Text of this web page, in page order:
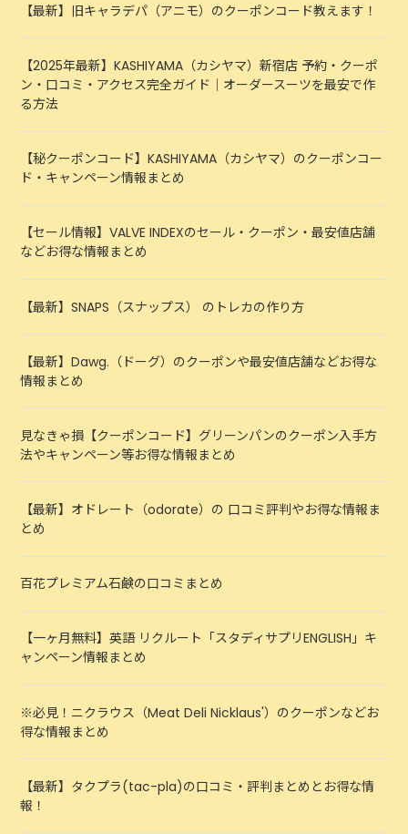
【最新】旧キャラデパ（アニモ）のクーポンコード教えます！
【2025年最新】KASHIYAMA（カシヤマ）新宿店 予約・クーポ
ン・口コミ・アクセス完全ガイド｜オーダースーツを最安で作
る方法
【秘クーポンコード】KASHIYAMA（カシヤマ）のクーポンコー
ド・キャンペーン情報まとめ
【セール情報】VALVE INDEXのセール・クーポン・最安値店舗
などお得な情報まとめ
【最新】SNAPS（スナップス） のトレカの作り方
【最新】Dawg.（ドーグ）のクーポンや最安値店舗などお得な
情報まとめ
見なきゃ損【クーポンコード】グリーンパンのクーポン入手方
法やキャンペーン等お得な情報まとめ
【最新】オドレート（odorate）の 口コミ評判やお得な情報ま
とめ
百花プレミアム石鹸の口コミまとめ
【一ヶ月無料】英語 リクルート「スタディサプリENGLISH」キ
ャンペーン情報まとめ
※必見！ニクラウス（Meat Deli Nicklaus'）のクーポンなどお
得な情報まとめ
【最新】タクプラ(tac-pla)の口コミ・評判まとめとお得な情
報！